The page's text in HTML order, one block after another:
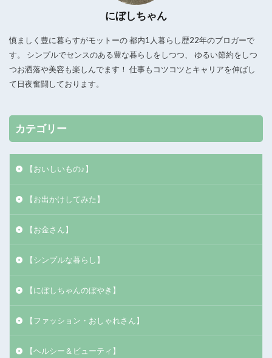
にぼしちゃん
慎ましく豊に暮らすがモットーの 都内1人暮らし歴22年のブロガーで
す。 シンプルでセンスのある豊な暮らしをしつつ、 ゆるい節約をしつ
つお洒落や美容も楽しんでます！ 仕事もコツコツとキャリアを伸ばし
て日夜奮闘しております。
カテゴリー
【おいしいもの♪】
【お出かけしてみた】
【お金さん】
【シンプルな暮らし】
【にぼしちゃんのぼやき】
【ファッション・おしゃれさん】
【ヘルシー＆ビューティ】